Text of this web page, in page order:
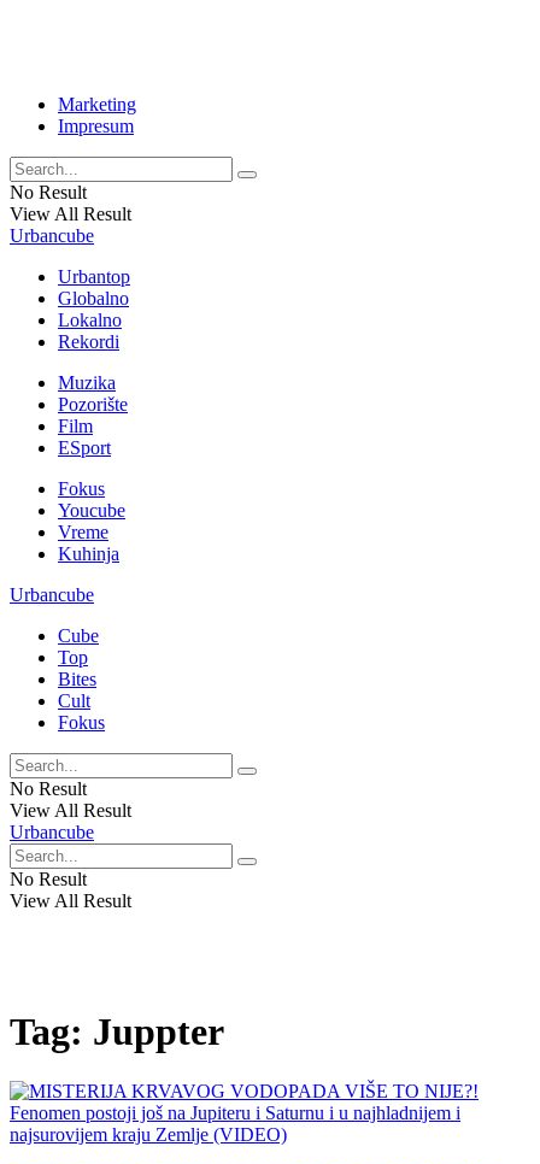
Marketing
Impresum
No Result
View All Result
Urbancube
Urbantop
Globalno
Lokalno
Rekordi
Muzika
Pozorište
Film
ESport
Fokus
Youcube
Vreme
Kuhinja
Urbancube
Cube
Top
Bites
Cult
Fokus
No Result
View All Result
Urbancube
No Result
View All Result
Tag: Juppter